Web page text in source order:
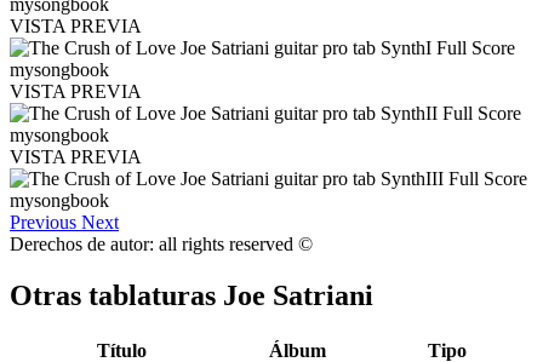
VISTA PREVIA
VISTA PREVIA
VISTA PREVIA
Previous Next
Derechos de autor: all rights reserved ©
Otras tablaturas Joe Satriani
Título Álbum
Tipo